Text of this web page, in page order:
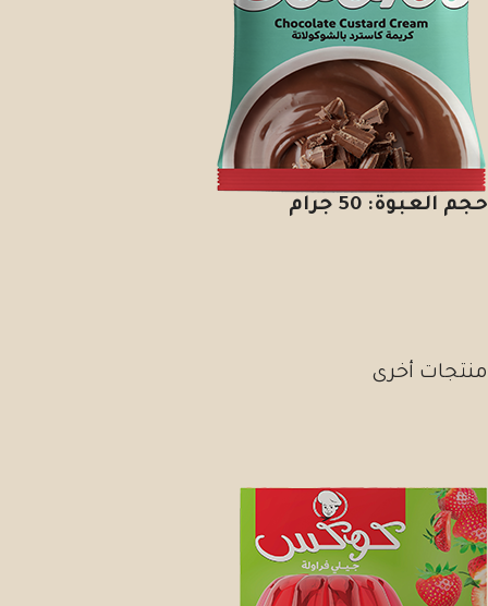
حجم العبوة: 50 جرام
منتجات أخرى